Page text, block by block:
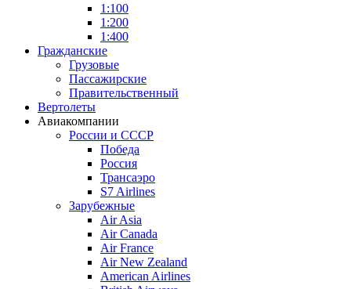
1:100
1:200
1:400
Гражданские
Грузовые
Пассажирские
Правительственный
Вертолеты
Авиакомпании
России и СССР
Победа
Россия
Трансаэро
S7 Airlines
Зарубежные
Air Asia
Air Canada
Air France
Air New Zealand
American Airlines